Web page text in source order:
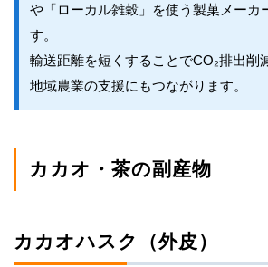
や「ローカル雑穀」を使う製菓メーカ
す。
輸送距離を短くすることでCO₂排出削
地域農業の支援にもつながります。
カカオ・茶の副産物
カカオハスク（外皮）